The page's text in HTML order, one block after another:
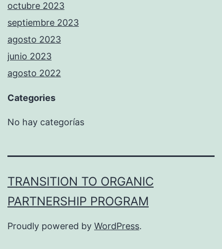
octubre 2023
septiembre 2023
agosto 2023
junio 2023
agosto 2022
Categories
No hay categorías
TRANSITION TO ORGANIC
PARTNERSHIP PROGRAM
Proudly powered by WordPress.